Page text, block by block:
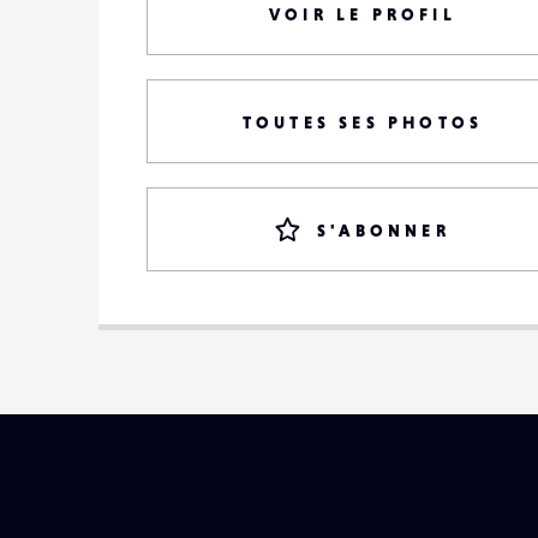
VOIR LE PROFIL
TOUTES SES PHOTOS
S'ABONNER